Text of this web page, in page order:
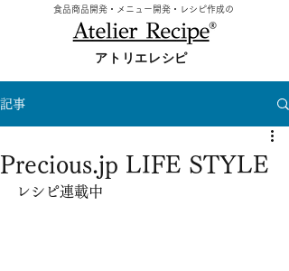
食品商品開発・メニュー開発・レシピ作成の
アトリエレシピ
記事
Precious.jp LIFE STYLE
レシピ連載中